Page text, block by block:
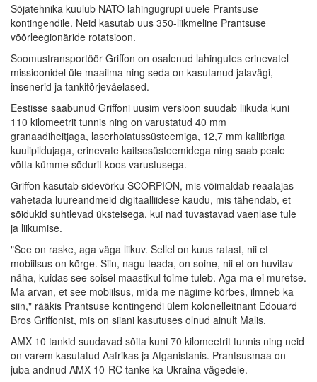
Sõjatehnika kuulub NATO lahingugrupi uuele Prantsuse
kontingendile. Neid kasutab uus 350-liikmeline Prantsuse
võõrleegionäride rotatsioon.
Soomustransportöör Griffon on osalenud lahingutes erinevatel
missioonidel üle maailma ning seda on kasutanud jalavägi,
insenerid ja tankitõrjeväelased.
Eestisse saabunud Griffoni uusim versioon suudab liikuda kuni
110 kilomeetrit tunnis ning on varustatud 40 mm
granaadiheitjaga, laserhoiatussüsteemiga, 12,7 mm kaliibriga
kuulipildujaga, erinevate kaitsesüsteemidega ning saab peale
võtta kümme sõdurit koos varustusega.
Griffon kasutab sidevõrku SCORPION, mis võimaldab reaalajas
vahetada luureandmeid digitaalliidese kaudu, mis tähendab, et
sõidukid suhtlevad üksteisega, kui nad tuvastavad vaenlase tule
ja liikumise.
"See on raske, aga väga liikuv. Sellel on kuus ratast, nii et
mobiilsus on kõrge. Siin, nagu teada, on soine, nii et on huvitav
näha, kuidas see soisel maastikul toime tuleb. Aga ma ei muretse.
Ma arvan, et see mobiilsus, mida me nägime kõrbes, ilmneb ka
siin," rääkis Prantsuse kontingendi ülem kolonelleitnant Edouard
Bros Griffonist, mis on siiani kasutuses olnud ainult Malis.
AMX 10 tankid suudavad sõita kuni 70 kilomeetrit tunnis ning neid
on varem kasutatud Aafrikas ja Afganistanis. Prantsusmaa on
juba andnud AMX 10-RC tanke ka Ukraina vägedele.